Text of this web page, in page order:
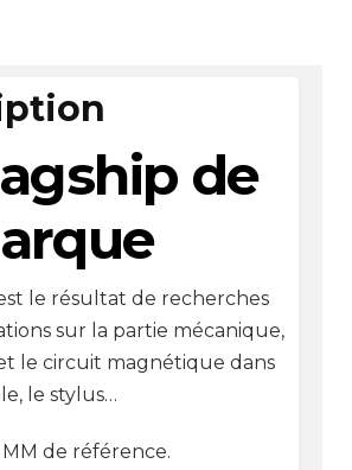
de
le résultat de recherches
sur la partie mécanique,
le circuit magnétique dans
le stylus…
de référence.